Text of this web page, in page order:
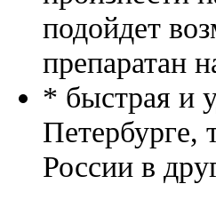
подойдет
препаратан
* быстрая и
Петербурге,
России в